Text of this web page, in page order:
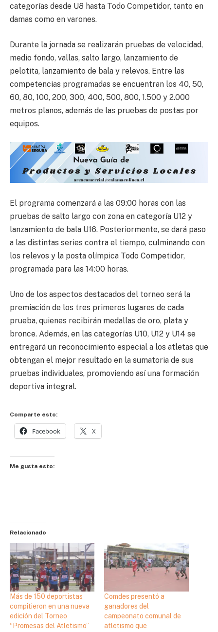
categorías desde U8 hasta Todo Competidor, tanto en
damas como en varones.
Durante la jornada se realizarán pruebas de velocidad,
medio fondo, vallas, salto largo, lanzamiento de
pelotita, lanzamiento de bala y relevos. Entre las
competencias programadas se encuentran los 40, 50,
60, 80, 100, 200, 300, 400, 500, 800, 1.500 y 2.000
metros planos, además de las pruebas de postas por
equipos.
El programa comenzará a las 09:00 horas con las
pruebas de salto largo con zona en categoría U12 y
lanzamiento de bala U16. Posteriormente, se dará paso
a las distintas series contra el tiempo, culminando con
los relevos y la posta olímpica Todo Competidor,
programada para las 14:00 horas.
Uno de los aspectos destacados del torneo será la
premiación de los tres primeros lugares de cada
prueba, quienes recibirán medallas de oro, plata y
bronce. Además, en las categorías U10, U12 y U14 se
entregará un reconocimiento especial a los atletas que
obtengan el mejor resultado en la sumatoria de sus
pruebas individuales, promoviendo así una formación
deportiva integral.
Comparte esto:
Facebook X
Me gusta esto:
Relacionado
Más de 150 deportistas
compitieron en una nueva
edición del Torneo
“Promesas del Atletismo”
Comdes presentó a
ganadores del
campeonato comunal de
atletismo que